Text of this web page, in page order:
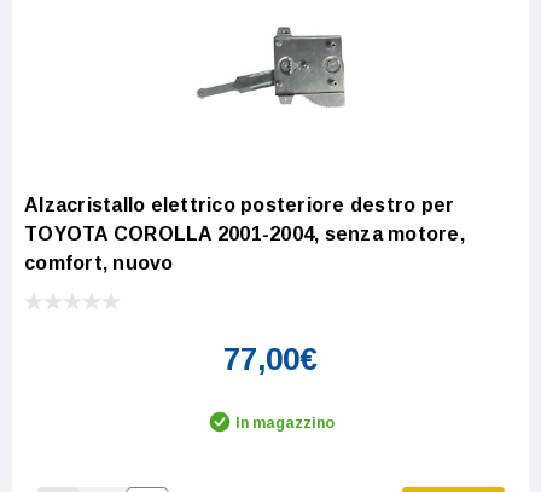
Alzacristallo elettrico posteriore destro per
TOYOTA COROLLA 2001-2004, senza motore,
comfort, nuovo
77,00€
In magazzino